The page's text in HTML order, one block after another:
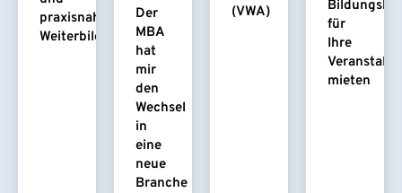
praxisnahe
Weiterbildung
Der
MBA
hat
mir
den
Wechsel
in
eine
neue
Branche
(VWA)
für
Ihre
mieten